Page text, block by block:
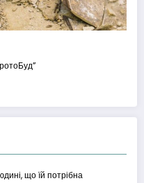
що їй потрібна